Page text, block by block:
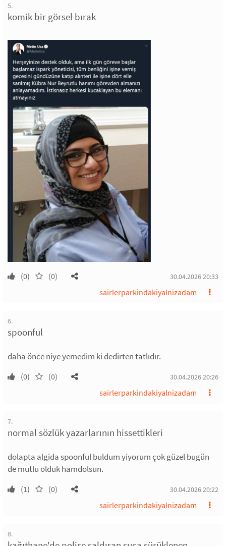
5.
komik bir görsel bırak
(0) (0) 30.04.2026 20:33
sairlerparkindakiyalnizadam
6.
spoonful
daha önce niye yemedim ki dedirten tatlıdır.
(0) (0) 30.04.2026 20:26
sairlerparkindakiyalnizadam
7.
normal sözlük yazarlarının hissettikleri
dolapta algida spoonful buldum yiyorum çok güzel bugün
de mutlu olduk hamdolsun.
(1) (0) 30.04.2026 20:22
sairlerparkindakiyalnizadam
8.